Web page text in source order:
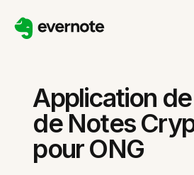
Application
de Notes
pour ONG